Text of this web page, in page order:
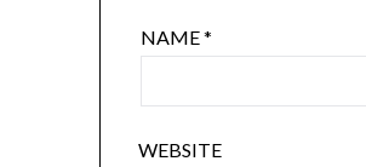
NAME*
WEBSITE